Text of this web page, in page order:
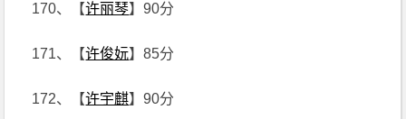
170、【许丽琴】90分
171、【许俊妧】85分
172、【许宇麒】90分